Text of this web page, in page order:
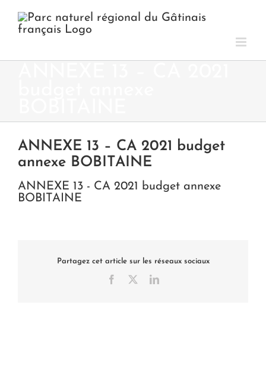
contenu
ANNEXE 13 – CA 2021 budget
annexe BOBITAINE
ANNEXE 13 - CA 2021 budget annexe
BOBITAINE
Partagez cet article sur les réseaux sociaux
Facebook LinkedIn